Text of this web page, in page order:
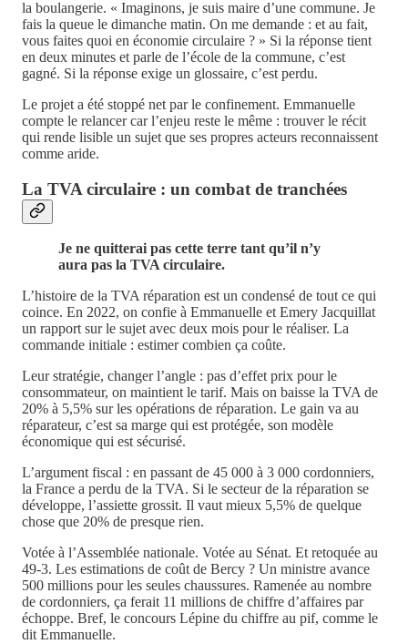
la boulangerie. « Imaginons, je suis maire d’une commune. Je
fais la queue le dimanche matin. On me demande : et au fait,
vous faites quoi en économie circulaire ? » Si la réponse tient
en deux minutes et parle de l’école de la commune, c’est
gagné. Si la réponse exige un glossaire, c’est perdu.
Le projet a été stoppé net par le confinement. Emmanuelle
compte le relancer car l’enjeu reste le même : trouver le récit
qui rende lisible un sujet que ses propres acteurs reconnaissent
comme aride.
La TVA circulaire : un combat de tranchées
Je ne quitterai pas cette terre tant qu’il n’y
aura pas la TVA circulaire.
L’histoire de la TVA réparation est un condensé de tout ce qui
coince. En 2022, on confie à Emmanuelle et Emery Jacquillat
un rapport sur le sujet avec deux mois pour le réaliser. La
commande initiale : estimer combien ça coûte.
Leur stratégie, changer l’angle : pas d’effet prix pour le
consommateur, on maintient le tarif. Mais on baisse la TVA de
20% à 5,5% sur les opérations de réparation. Le gain va au
réparateur, c’est sa marge qui est protégée, son modèle
économique qui est sécurisé.
L’argument fiscal : en passant de 45 000 à 3 000 cordonniers,
la France a perdu de la TVA. Si le secteur de la réparation se
développe, l’assiette grossit. Il vaut mieux 5,5% de quelque
chose que 20% de presque rien.
Votée à l’Assemblée nationale. Votée au Sénat. Et retoquée au
49-3. Les estimations de coût de Bercy ? Un ministre avance
500 millions pour les seules chaussures. Ramenée au nombre
de cordonniers, ça ferait 11 millions de chiffre d’affaires par
échoppe. Bref, le concours Lépine du chiffre au pif, comme le
dit Emmanuelle.